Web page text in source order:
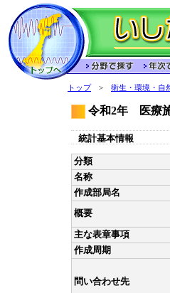
トップ> 衛生・環境・自
令和2年 医療
統計基本情報
分類
名称
作成部局名
概要
主な表章事項
作成周期
問い合わせ先